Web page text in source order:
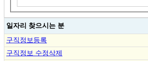
일자리 찾으시는 분
구직정보등록
구직정보 수정삭제